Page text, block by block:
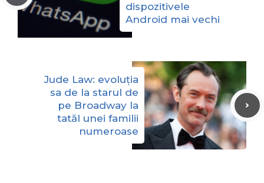
dispozitivele
Android mai vechi
Jude Law: evoluția
sa de la starul de
pe Broadway la
tatăl unei familii
numeroase